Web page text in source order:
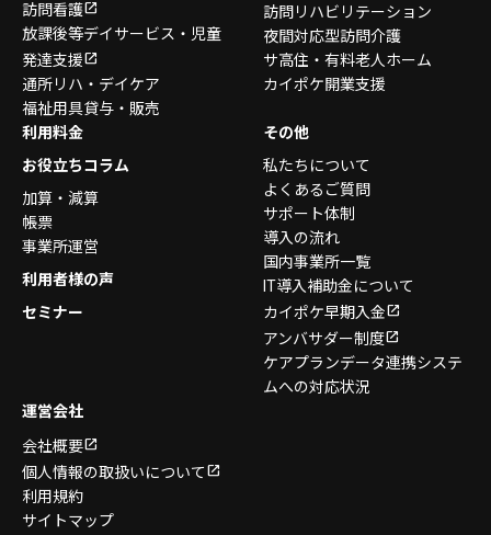
訪問看護
放課後等デイサービス・ 児童
発達支援
通所リハ・デイケア
福祉用具貸与・販売
訪問リハビリテーション
夜間対応型訪問介護
サ高住・有料老人ホーム
カイポケ開業支援
利用料金
お役立ちコラム
加算・減算
帳票
事業所運営
利用者様の声
セミナー
その他
私たちについて
よくあるご質問
サポート体制
導入の流れ
国内事業所一覧
IT導入補助金について
カイポケ早期入金
アンバサダー制度
ケアプランデータ連携システ
ムへの対応状況
運営会社
会社概要
個人情報の取扱いについて
利用規約
サイトマップ